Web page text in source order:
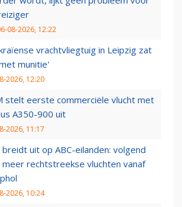
08-2026, 12:22
vrachtvliegtuig in Leipzig zat
munitie'
2026, 12:20
stelt eerste commerciële vlucht met
A350-900 uit
2026, 11:17
breidt uit op ABC-eilanden: volgend
meer rechtstreekse vluchten vanaf
2026, 10:24